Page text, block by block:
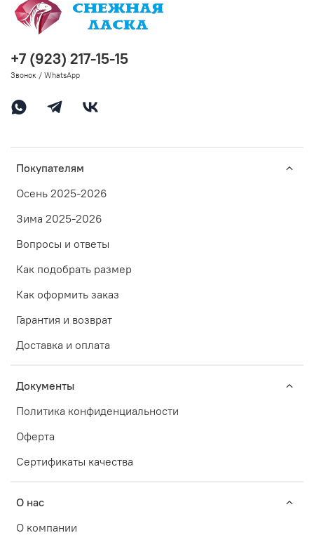
Покупателям
Осень 2025-2026
Зима 2025-2026
Вопросы и ответы
Как подобрать размер
Как оформить заказ
Гарантия и возврат
Доставка и оплата
Документы
Политика конфиденциальности
Оферта
Сертификаты качества
О нас
О компании
+7 (923) 217-15-15
Звонок / WhatsApp